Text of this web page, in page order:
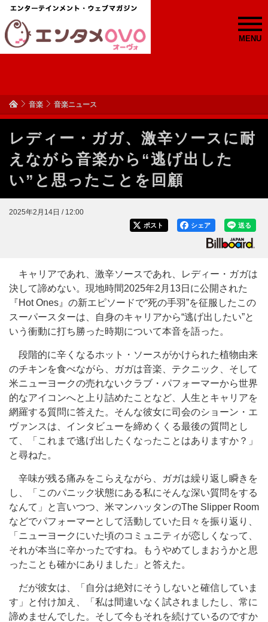
MENU
音楽 音楽ニュース
レディー・ガガ、激辛ソースに耐
えながら音楽から“逃げ出した
い”と思ったことを回顧
2025年2月14日 / 12:00
送る
シェア
ポスト
キャリアであれ、激辛ソースであれ、レディー・ガガは
決して諦めない。現地時間2025年2月13日に公開された
『Hot Ones』の新エピソードで“死の手羽”を征服したこの
スーパースターは、自身のキャリアから“逃げ出したい”と
いう衝動に打ち勝った時期について本音を語った。
段階的に辛くなるホット・ソースがかけられた植物由来
のチキンを食べながら、ガガは音楽、テクニック、そして
米ニューヨークの売れないクラブ・パフォーマーから世界
的なアイコンへと上り詰めたことなど、人生とキャリアを
網羅する質問に答えた。そんな彼女に司会のショーン・エ
ヴァンスは、インタビューを締めくくる最後の質問とし
て、「これまで逃げ出したくなったことはありますか？」
と尋ねた。
辛味が残る痛みをこらえながら、ガガは繰り返し瞬きを
し、「このパニック状態にある私にそんな深い質問をする
なんて」と言いつつ、米マンハッタンのThe Slipper Room
などでパフォーマーとして活動していた日々を振り返り、
「ニューヨークにいた頃のコミュニティが恋しくなって、
それが本当に辛かったですね。もうやめてしまおうかと思
ったことも確かにありました」と答えた。
だが彼女は、「自分は絶対にそうしないと確信していま
す」と付け加え、「私は間違いなく試されましたし、常に
諦めませんでした。そして今もそれを続けているのですか